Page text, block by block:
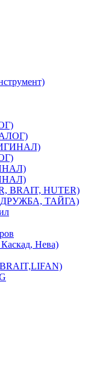
BRAIT, HUTER)
ДРУЖБА, ТАЙГА)
Нева)